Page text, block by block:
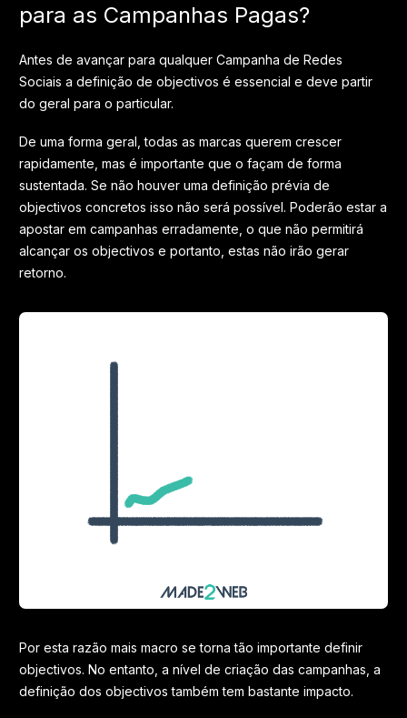
para as Campanhas Pagas?
Antes de avançar para qualquer Campanha de Redes
Sociais a definição de objectivos é essencial e deve partir
do geral para o particular.
De uma forma geral, todas as marcas querem crescer
rapidamente, mas é importante que o façam de forma
sustentada. Se não houver uma definição prévia de
objectivos concretos isso não será possível. Poderão estar a
apostar em campanhas erradamente, o que não permitirá
alcançar os objectivos e portanto, estas não irão gerar
retorno.
Por esta razão mais macro se torna tão importante definir
objectivos. No entanto, a nível de criação das campanhas, a
definição dos objectivos também tem bastante impacto.